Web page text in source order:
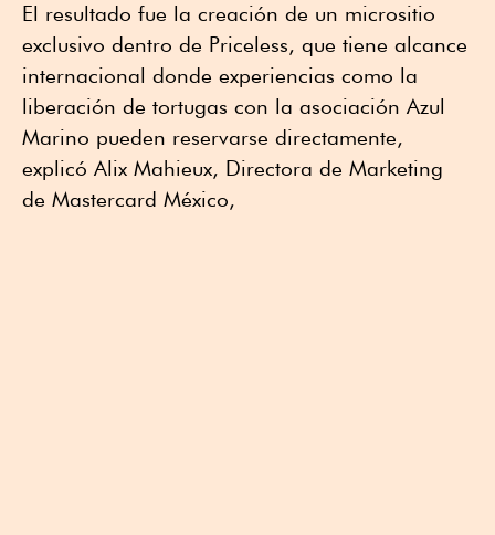
El resultado fue la creación de un micrositio
exclusivo dentro de Priceless, que tiene alcance
internacional donde experiencias como la
liberación de tortugas con la asociación Azul
Marino pueden reservarse directamente,
explicó Alix Mahieux, Directora de Marketing
de Mastercard México,